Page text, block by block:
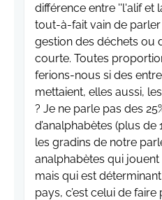
différence entre ''l'alif et
tout-à-fait vain de
gestion des déchets ou
courte. Toutes
ferions-nous si des
mettaient, elles aussi,
? Je ne parle pas des
d’analphabètes (plus
les gradins de notre
analphabètes qui
mais qui est déterminant
pays, c’est celui de faire